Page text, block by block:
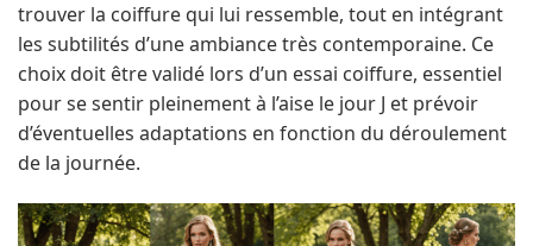
trouver la coiffure qui lui ressemble, tout en intégrant
les subtilités d’une ambiance très contemporaine. Ce
choix doit être validé lors d’un essai coiffure, essentiel
pour se sentir pleinement à l’aise le jour J et prévoir
d’éventuelles adaptations en fonction du déroulement
de la journée.